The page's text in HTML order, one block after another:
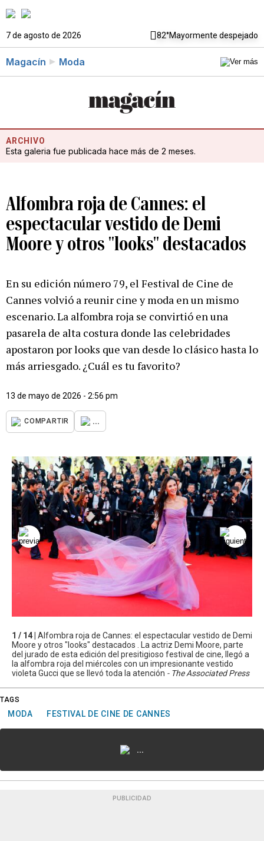
7 de agosto de 2026 82°Mayormente despejado
Magacín Moda
ARCHIVO
Esta galeria fue publicada hace más de 2 meses.
Alfombra roja de Cannes: el
espectacular vestido de Demi
Moore y otros "looks" destacados
En su edición número 79, el Festival de Cine de
Cannes volvió a reunir cine y moda en un mismo
escenario. La alfombra roja se convirtió en una
pasarela de alta costura donde las celebridades
apostaron por looks que van desde lo clásico hasta lo
más arriesgado. ¿Cuál es tu favorito?
13 de mayo de 2026 - 2:56 pm
COMPARTIR ...
1 / 14 | Alfombra roja de Cannes: el espectacular vestido de Demi
Moore y otros "looks" destacados . La actriz Demi Moore, parte
del jurado de esta edición del presitigioso festival de cine, llegó a
la alfombra roja del miércoles con un impresionante vestido
violeta Gucci que se llevó toda la atención - The Associated Press
TAGS
MODA FESTIVAL DE CINE DE CANNES
...
PUBLICIDAD